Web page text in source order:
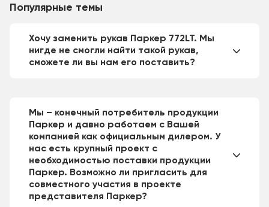
Популярные темы
Хочу заменить рукав Паркер 772LT. Мы
нигде не смогли найти такой рукав,
сможете ли вы нам его поставить?
Мы – конечный потребитель продукции
Паркер и давно работаем с Вашей
компанией как официальным дилером. У
нас есть крупный проект с
необходимостью поставки продукции
Паркер. Возможно ли пригласить для
совместного участия в проекте
представителя Паркер?